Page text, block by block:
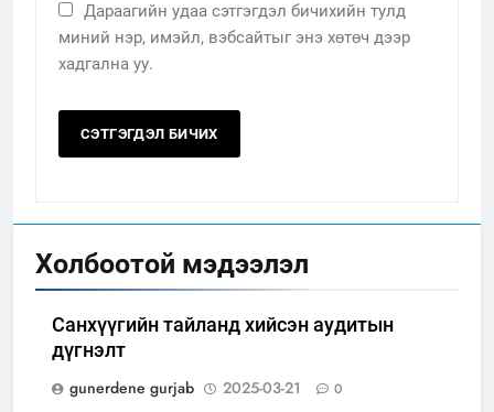
Дараагийн удаа сэтгэгдэл бичихийн тулд
миний нэр, имэйл, вэбсайтыг энэ хөтөч дээр
хадгална уу.
Холбоотой мэдээлэл
Санхүүгийн тайланд хийсэн аудитын
дүгнэлт
gunerdene gurjab
2025-03-21 0